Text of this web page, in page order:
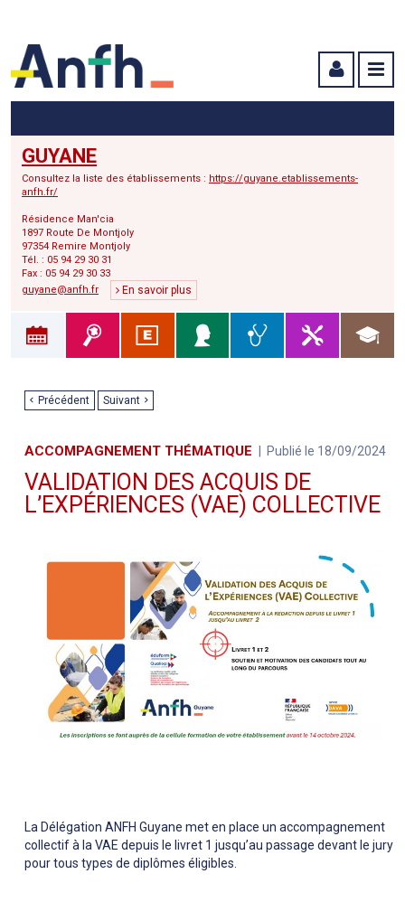
GUYANE
Consultez la liste des établissements : https://guyane.etablissements-
anfh.fr/
Résidence Man'cia
1897 Route De Montjoly
97354 Remire Montjoly
Tél. : 05 94 29 30 31
Fax : 05 94 29 30 33
guyane@anfh.fr
En savoir plus
Précédent Suivant
ACCOMPAGNEMENT THÉMATIQUE Publié le 18/09/2024
VALIDATION DES ACQUIS DE
L’EXPÉRIENCES (VAE) COLLECTIVE
La Délégation ANFH Guyane met en place un accompagnement
collectif à la VAE depuis le livret 1 jusqu’au passage devant le jury
pour tous types de diplômes éligibles.